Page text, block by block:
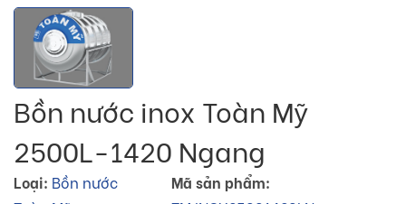
Bồn nước inox Toàn Mỹ
2500L-1420 Ngang
Loại: Bồn nước
Mã sản phẩm: